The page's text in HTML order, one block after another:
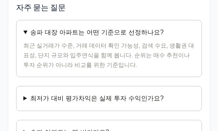
자주 묻는 질문
송파 대장 아파트는 어떤 기준으로 선정하나요?
최근 실거래가 수준, 거래 데이터 확인 가능성, 검색 수요, 생활권 대
표성, 단지 규모와 입주연식을 함께 봅니다. 순위는 매수 추천이나
투자 순위가 아니라 비교를 위한 기준입니다.
최저가 대비 평가차익은 실제 투자 수익인가요?